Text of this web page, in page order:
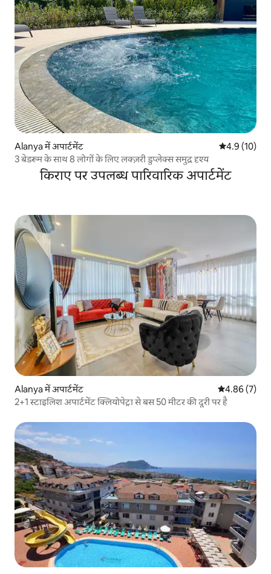
Alanya में अपार्टमेंट औसत रेटिंग 5
4.9 (10)
3 बेडरूम के साथ 8 लोगों के लिए लक्ज़री डुप्लेक्स समुद्र दृश्य
किराए पर उपलब्ध पारिवारिक अपार्टमेंट
Alanya में अपार्टमेंट औसत रेटिंग 5 में
4.86 (7)
2+1 स्टाइलिश अपार्टमेंट क्लियोपेट्रा से बस 50 मीटर की दूरी पर है